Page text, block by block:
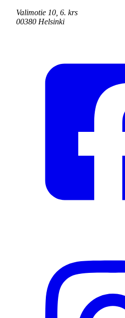
Valimotie 10, 6. krs
00380 Helsinki